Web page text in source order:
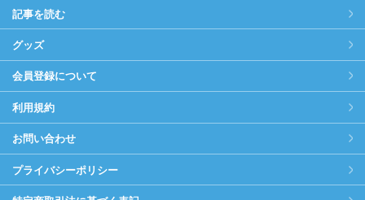
記事を読む
グッズ
会員登録について
利用規約
お問い合わせ
プライバシーポリシー